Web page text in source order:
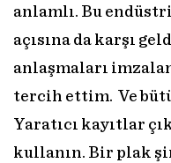
anlamlı. Bu
açısına da karşı
anlaşmaları
tercih ettim. Ve
Yaratıcı kayıtlar
kullanın. Bir plak